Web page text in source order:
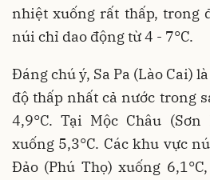
nhiệt xuống rất thấp, trong
núi chỉ dao động từ 4 - 7°C.
Đáng chú ý, Sa Pa (Lào Cai)
độ thấp nhất cả nước trong
4,9°C. Tại Mộc Châu
xuống 5,3°C. Các khu vực
Đảo (Phú Thọ) xuống